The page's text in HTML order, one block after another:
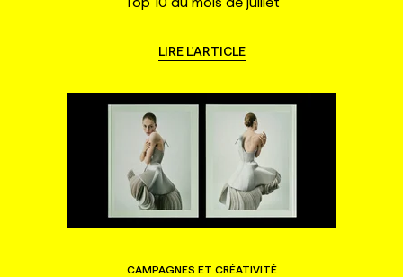
LIRE L'ARTICLE
CAMPAGNES ET CRÉATIVITÉ